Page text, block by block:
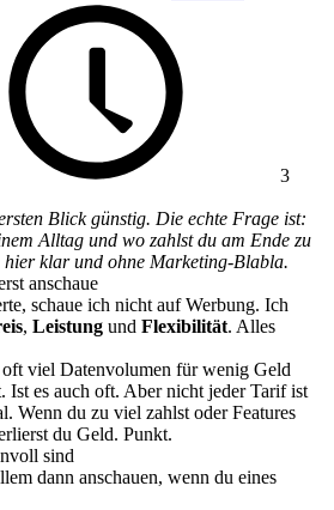
3
Blick günstig. Die echte Frage ist:
Alltag und wo zahlst du am Ende zu
klar und ohne Marketing-Blabla.
anschaue
schaue ich nicht auf Werbung. Ich
, Leistung und Flexibilität. Alles
viel Datenvolumen für wenig Geld
Ist es auch oft. Aber nicht jeder Tarif ist
Wenn du zu viel zahlst oder Features
du Geld. Punkt.
sind
dann anschauen, wenn du eines